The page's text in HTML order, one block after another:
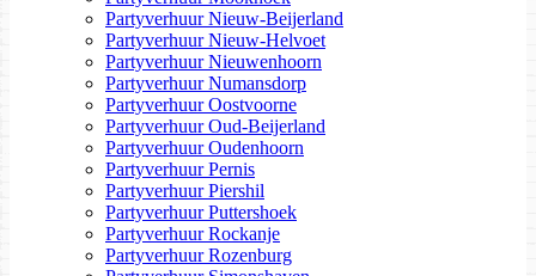
Partyverhuur Nieuw-Beijerland
Partyverhuur Nieuw-Helvoet
Partyverhuur Nieuwenhoorn
Partyverhuur Numansdorp
Partyverhuur Oostvoorne
Partyverhuur Oud-Beijerland
Partyverhuur Oudenhoorn
Partyverhuur Pernis
Partyverhuur Piershil
Partyverhuur Puttershoek
Partyverhuur Rockanje
Partyverhuur Rozenburg